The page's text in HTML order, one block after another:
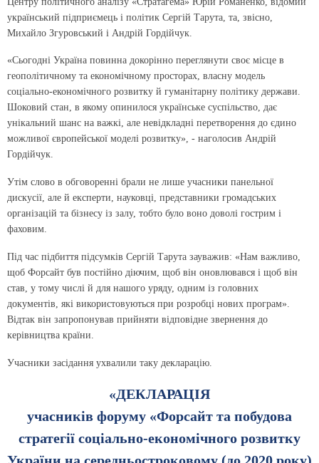
український підприємець і політик Сергій Тарута, та, звісно,
Михайло Згуровський і Андрій Гордійчук.
«Сьогодні Україна повинна докорінно переглянути своє місце в
геополітичному та економічному просторах, власну модель
соціально-економічного розвитку й гуманітарну політику держави.
Шоковий стан, в якому опинилося українське суспільство, дає
унікальний шанс на важкі, але невідкладні перетворення до єдино
можливої європейської моделі розвитку», - наголосив Андрій
Гордійчук.
Утім слово в обговоренні брали не лише учасники панельної
дискусії, але й експерти, науковці, представники громадських
організацій та бізнесу із залу, тобто було воно доволі гострим і
фаховим.
Під час підбиття підсумків Сергій Тарута зауважив: «Нам важливо,
щоб Форсайт був постійно діючим, щоб він оновлювався і щоб він
став, у тому числі й для нашого уряду, одним із головних
документів, які використовуються при розробці нових програм».
Відтак він запропонував прийняти відповідне звернення до
керівництва країни.
Учасники засідання ухвалили таку декларацію.
«ДЕКЛАРАЦІЯ
учасників форуму «Форсайт та побудова
стратегії соціально-економічного розвитку